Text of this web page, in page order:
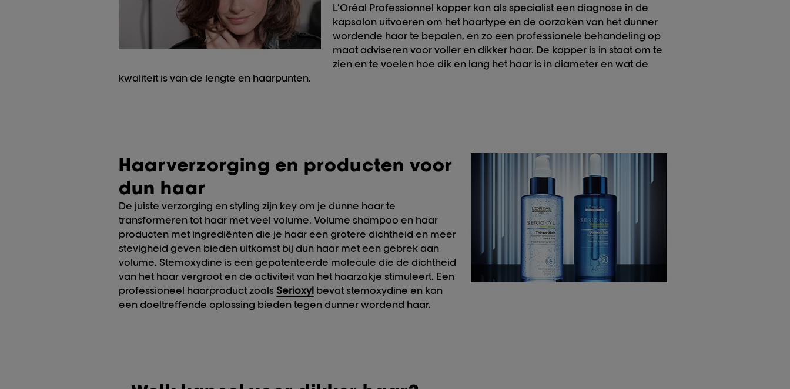
L’Oréal Professionnel kapper kan als specialist een diagnose in de
kapsalon uitvoeren om het haartype en de oorzaken van het dunner
wordende haar te bepalen, en zo een professionele behandeling op
maat adviseren voor voller en dikker haar. De kapper is in staat om te
zien en te voelen hoe dik en lang het haar is in diameter en wat de
kwaliteit is van de lengte en haarpunten.
Haarverzorging en producten voor
dun haar
De juiste verzorging en styling zijn key om je dunne haar te
transformeren tot haar met veel volume. Volume shampoo en haar
producten met ingrediënten die je haar een grotere dichtheid en meer
stevigheid geven bieden uitkomst bij dun haar met een gebrek aan
volume. Stemoxydine is een gepatenteerde molecule die de dichtheid
van het haar vergroot en de activiteit van het haarzakje stimuleert. Een
professioneel haarproduct zoals Serioxyl bevat stemoxydine en kan
een doeltreffende oplossing bieden tegen dunner wordend haar.